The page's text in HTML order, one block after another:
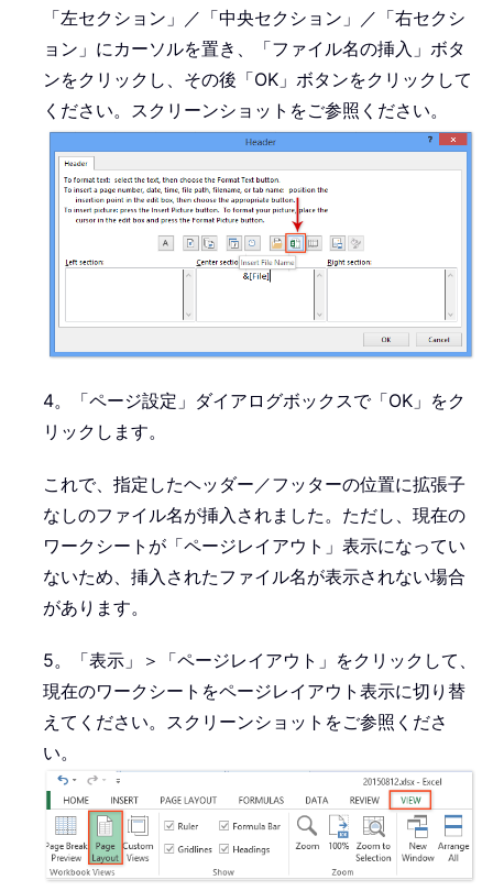
「左セクション」／「中央セクション」／「右セクシ
ョン」にカーソルを置き、「ファイル名の挿入」ボタ
ンをクリックし、その後「OK」ボタンをクリックして
ください。スクリーンショットをご参照ください。
4。「ページ設定」ダイアログボックスで「OK」をク
リックします。
これで、指定したヘッダー／フッターの位置に拡張子
なしのファイル名が挿入されました。ただし、現在の
ワークシートが「ページレイアウト」表示になってい
ないため、挿入されたファイル名が表示されない場合
があります。
5。「表示」＞「ページレイアウト」をクリックして、
現在のワークシートをページレイアウト表示に切り替
えてください。スクリーンショットをご参照くださ
い。